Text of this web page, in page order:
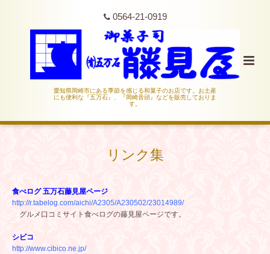
0564-21-0919
愛知県岡崎市にある季節を感じる和菓子のお店です。お土産
にも便利な『五万石』、『岡崎音頭』などを販売しておりま
す。
リンク集
食べログ 五万石藤見屋ページ
http://r.tabelog.com/aichi/A2305/A230502/23014989/
グルメ口コミサイト食べログの藤見屋ページです。
シビコ
http://www.cibico.ne.jp/